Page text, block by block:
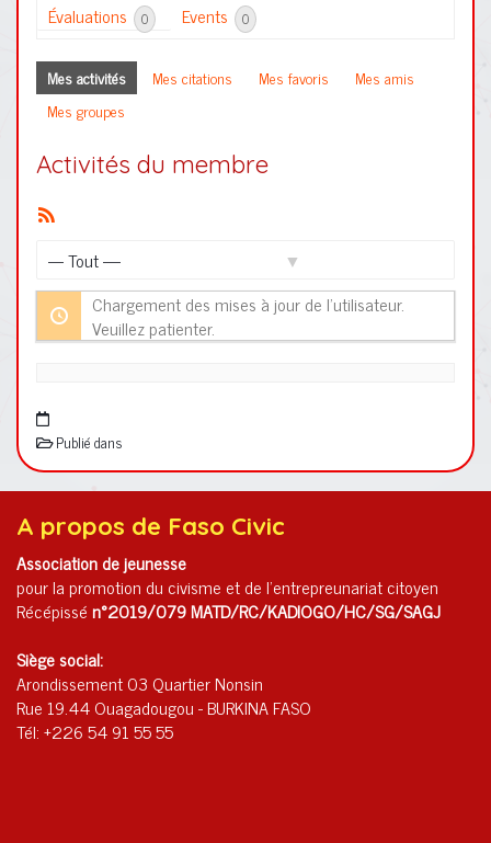
Évaluations
0 Events 0
Mes activités Mes citations Mes favoris
Mes amis
Mes groupes
Activités du membre
par
activité:
Chargement des mises à jour de l’utilisateur.
Veuillez patienter.
Publié dans
A propos de Faso Civic
Association de jeunesse
pour la promotion du civisme et de l'entrepreunariat citoyen
Récépissén°2019/079 MATD/RC/KADIOGO/HC/SG/SAGJ
Siège social:
Arondissement 03 Quartier Nonsin
Rue 19.44 Ouagadougou - BURKINA FASO
Tél: +226 54 91 55 55